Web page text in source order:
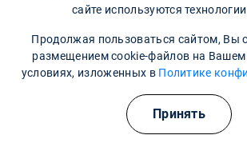
Наркологическая клиника:опытные
сайте используются
Продолжая пользоваться сайтом, Вы
размещением cookie-файлов на Вашем
условиях, изложенных в Политике
Принять